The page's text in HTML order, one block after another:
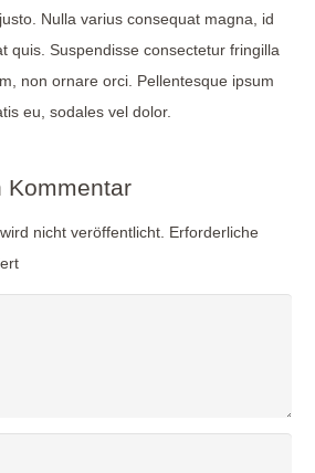
Nulla varius consequat magna, id
quis. Suspendisse consectetur fringilla
non ornare orci. Pellentesque ipsum
eu, sodales vel dolor.
Kommentar
nicht veröffentlicht. Erforderliche